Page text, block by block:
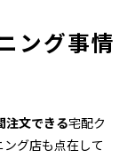
ング事情
注文できる宅配ク
グ店も点在して